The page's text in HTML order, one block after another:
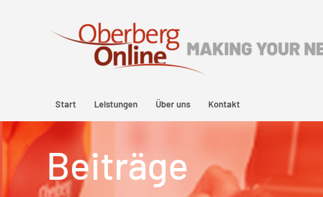
Start Leistungen Über uns Kontakt
Beiträge